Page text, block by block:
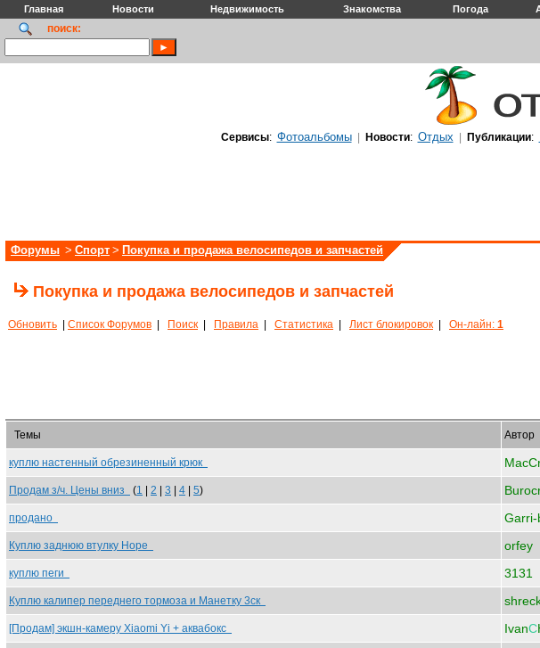
Главная Новости Недвижимость Знакомства Погода
поиск:
Сервисы: Фотоальбомы| Новости: Отдых| Публикации:
Форумы > Спорт > Покупка и продажа велосипедов и запчастей
Покупка и продажа велосипедов и запчастей
Обновить Список Форумов Поиск Правила Статистика Лист блокировок Он-лайн: 1
Темы Автор
куплю настенный обрезиненный крюк
Продам з/ч. Цены вниз (1 2 3 4 5)
продано Garri-
Куплю заднюю втулку Hope orfey
куплю пеги 3131
Куплю калипер переднего тормоза и Манетку 3ск
[Продам] экшн-камеру Xiaomi Yi + аквабокс IvanС